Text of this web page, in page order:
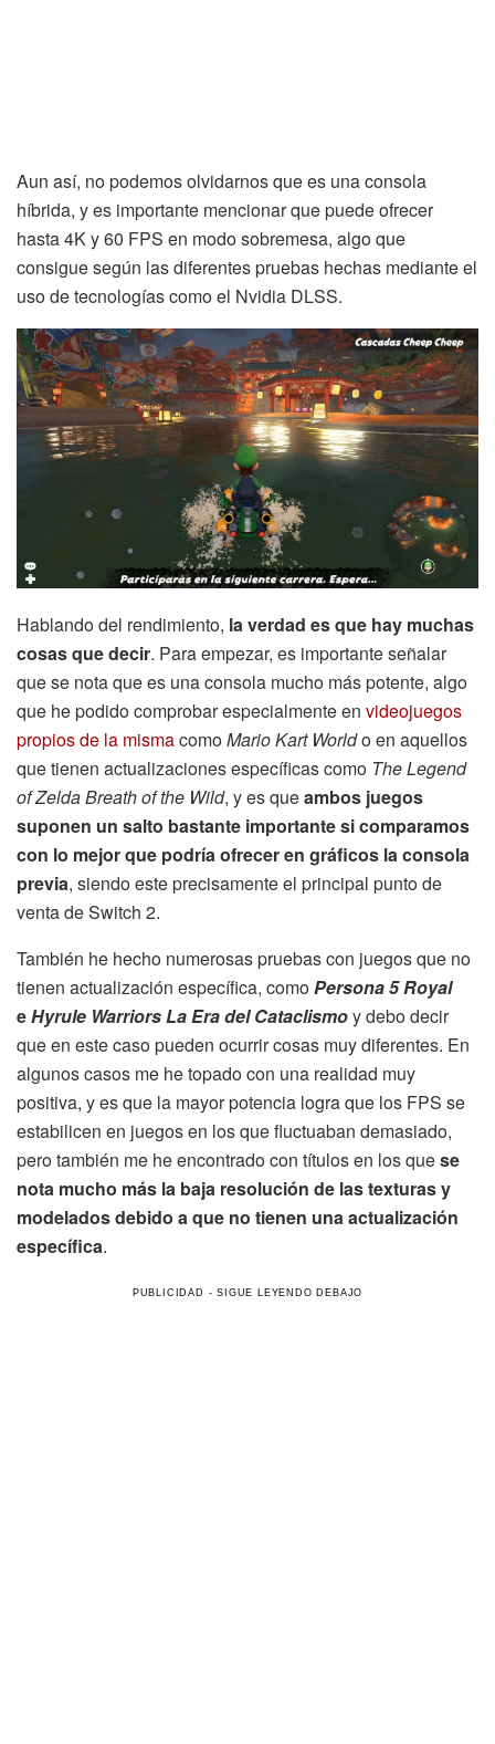
Aun así, no podemos olvidarnos que es una consola
híbrida, y es importante mencionar que puede ofrecer
hasta 4K y 60 FPS en modo sobremesa, algo que
consigue según las diferentes pruebas hechas mediante el
uso de tecnologías como el Nvidia DLSS.
Hablando del rendimiento, la verdad es que hay muchas
cosas que decir. Para empezar, es importante señalar
que se nota que es una consola mucho más potente, algo
que he podido comprobar especialmente en videojuegos
propios de la mismacomoMario Kart Worldo en aquellos
que tienen actualizaciones específicas como The Legend
of Zelda Breath of the Wild, y es queambos juegos
suponen un salto bastante importante si comparamos
con lo mejor que podría ofrecer en gráficos la consola
previa, siendo este precisamente el principal punto de
venta de Switch 2.
También he hecho numerosas pruebas con juegos que no
tienen actualización específica, comoPersona 5 Royal
eHyrule Warriors La Era del Cataclismoy debo decir
que en este caso pueden ocurrir cosas muy diferentes. En
algunos casos me he topado con una realidad muy
positiva, y es que la mayor potencia logra que los FPS se
estabilicen en juegos en los que fluctuaban demasiado,
pero también me he encontrado con títulos en los quese
nota mucho más la baja resolución de las texturas y
modelados debido a que no tienen una actualización
específica.